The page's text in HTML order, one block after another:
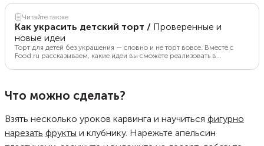
Читайте также
Как украсить детский торт / Проверенные и
новые идеи
Торт для детей без украшения — словно и не торт вовсе. Вместе с
Food.ru рассказываем, какие идеи вы сможете реализовать в
Что можно сделать?
Взять несколько уроков карвинга и научиться фигурно
нарезать фрукты и клубнику. Нарежьте апельсин